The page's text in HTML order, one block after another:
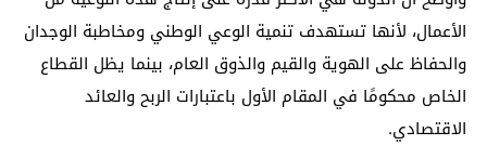
الأعمال، لأنها تستهدف تنمية الوعي الوطني ومخاطبة الوجدان
والحفاظ على الهوية والقيم والذوق العام، بينما يظل القطاع
الخاص محكومًا في المقام الأول باعتبارات الربح والعائد
الاقتصادي.